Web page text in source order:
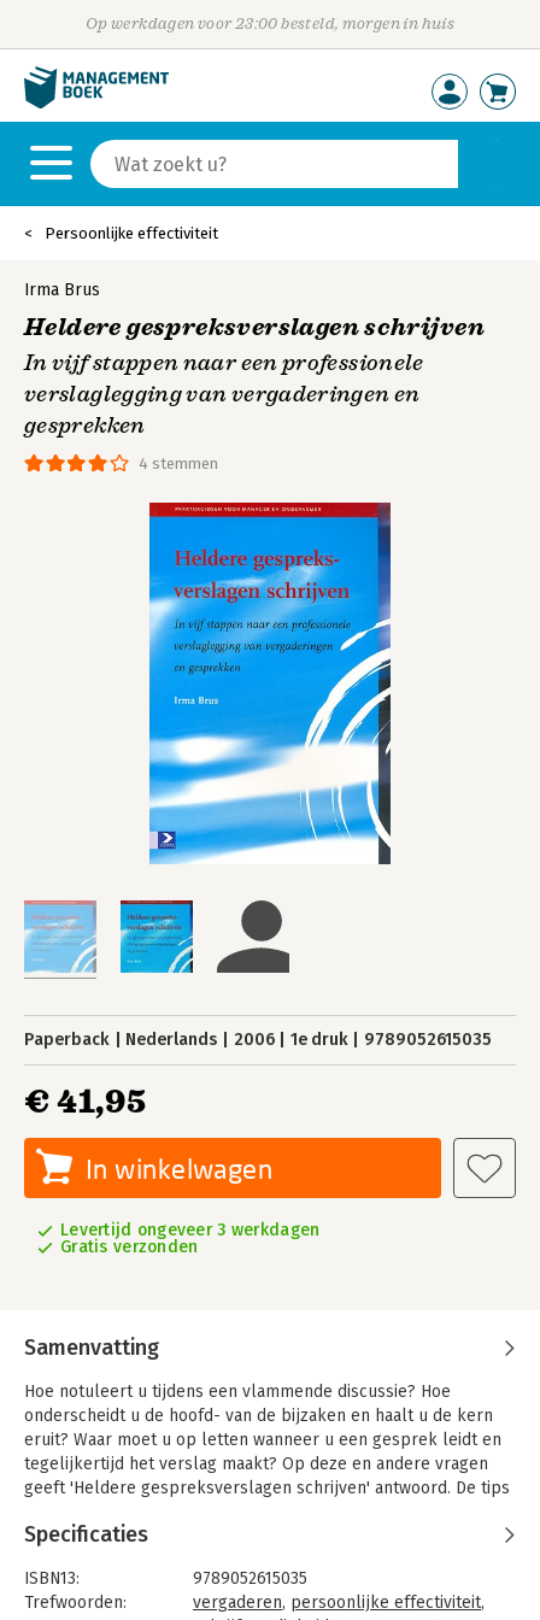
Op werkdagen voor 23:00 besteld, morgen in huis
Persoonlijke effectiviteit
4 stemmen
Irma Brus
Heldere gespreksverslagen schrijven
In vijf stappen naar een professionele
verslaglegging van vergaderingen en
gesprekken
Paperback Nederlands 2006 1e druk 9789052615035
€ 41,95
In winkelwagen
Levertijd ongeveer 3 werkdagen
Gratis verzonden
Samenvatting
Hoe notuleert u tijdens een vlammende discussie? Hoe
onderscheidt u de hoofd- van de bijzaken en haalt u de kern
eruit? Waar moet u op letten wanneer u een gesprek leidt en
tegelijkertijd het verslag maakt? Op deze en andere vragen
geeft 'Heldere gespreksverslagen schrijven' antwoord. De tips
voorbereiding en uitvoering van de notuleertaak. En wilt u de
kritisch onder de loep nemen? Dan hebt u een uitstekend
toetsingsinstrument in handen.
Specificaties
ISBN13:
9789052615035
Trefwoorden:
vergaderen, persoonlijke effectiviteit,